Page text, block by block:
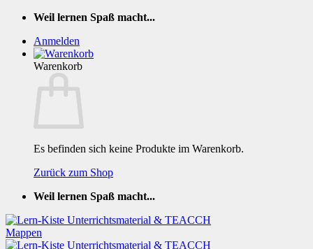
Zum
springen
Weil lernen Spaß macht...
Anmelden
Warenkorb
Es befinden sich keine Produkte im Warenkorb.
Zurück zum Shop
Weil lernen Spaß macht...